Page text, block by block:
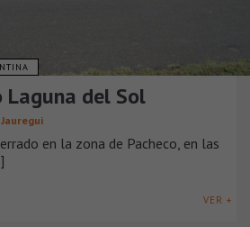
Laguna del Sol
en la zona de Pacheco, en las
VER +